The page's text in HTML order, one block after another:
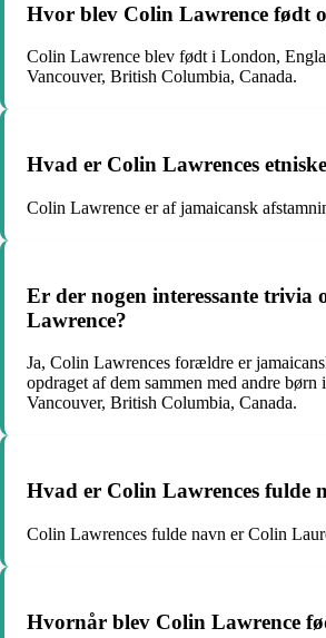
Hvor blev Colin Lawrence født
Colin Lawrence blev født i London,
Vancouver, British Columbia, Canada.
Hvad er Colin Lawrences
Colin Lawrence er af jamaicansk
Er der nogen interessante trivia
Lawrence?
Ja, Colin Lawrences forældre er
opdraget af dem sammen med andre
Vancouver, British Columbia, Canada.
Hvad er Colin Lawrences fulde
Colin Lawrences fulde navn er Colin
Hvornår blev Colin Lawrence